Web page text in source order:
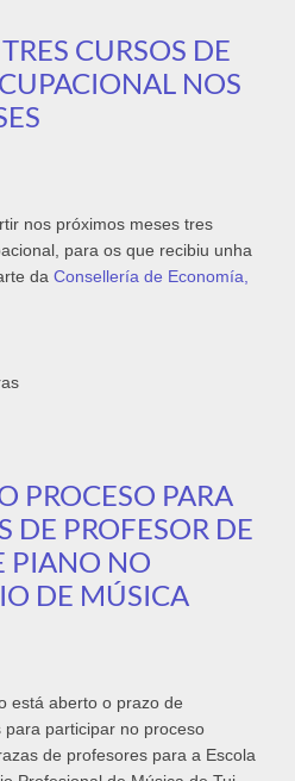
CURSOS DE
NOS
nos próximos meses tres
para os que recibiu unha
da Consellería de Economía,
tres cursos de
PROCESO PARA
DE PROFESOR DE
PIANO NO
DE MÚSICA
está aberto o prazo de
participar no proceso
de profesores para a Escola